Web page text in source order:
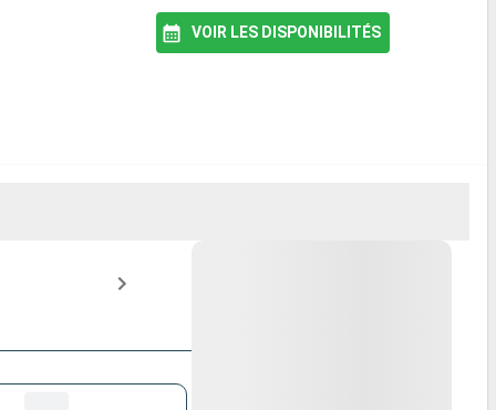
VOIR LES DISPONIBILITÉS